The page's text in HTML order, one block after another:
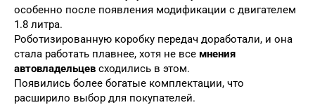
особенно после появления модификации с двигателем
1.8 литра.
Роботизированную коробку передач доработали, и она
стала работать плавнее, хотя не все мнения
автовладельцев сходились в этом.
Появились более богатые комплектации, что
расширило выбор для покупателей.